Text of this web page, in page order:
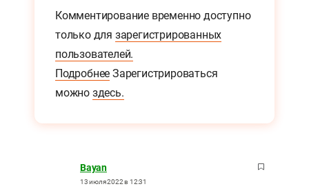
Комментирование временно доступно
только для зарегистрированных
пользователей.
Подробнее Зарегистрироваться
можно здесь.
Bayan
13 июля 2022 в 12:31